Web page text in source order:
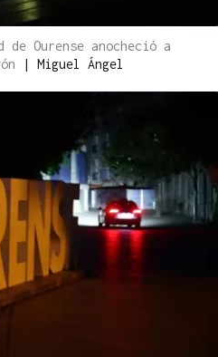
Ourense anocheció a
| Miguel Ángel